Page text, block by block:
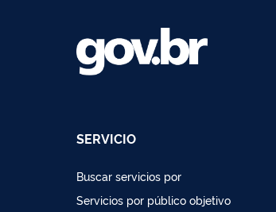
SERVICIO
Buscar servicios por
Servicios por público objetivo